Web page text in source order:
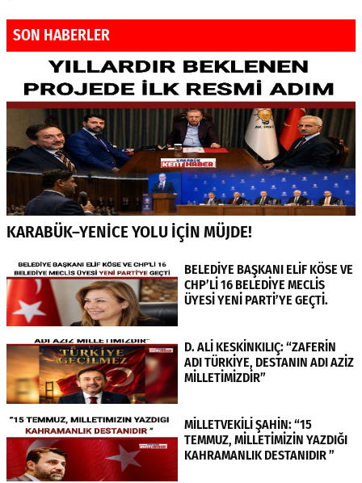
SON HABERLER
KARABÜK–YENİCE YOLU İÇİN MÜJDE!
BELEDİYE BAŞKANI ELİF KÖSE VE
CHP’Lİ 16 BELEDİYE MECLİS
ÜYESİ YENİ PARTİ’YE GEÇTİ.
D. ALİ KESKİNKILIÇ: “ZAFERİN
ADI TÜRKİYE, DESTANIN ADI AZİZ
MİLLETİMİZDİR”
MİLLETVEKİLİ ŞAHİN: “15
TEMMUZ, MİLLETİMİZİN YAZDIĞI
KAHRAMANLIK DESTANIDIR ”